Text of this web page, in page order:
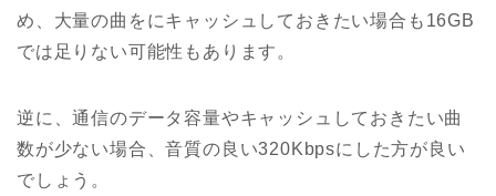
め、大量の曲をにキャッシュしておきたい場合も16GB
では足りない可能性もあります。
逆に、通信のデータ容量やキャッシュしておきたい曲
数が少ない場合、音質の良い320Kbpsにした方が良い
でしょう。